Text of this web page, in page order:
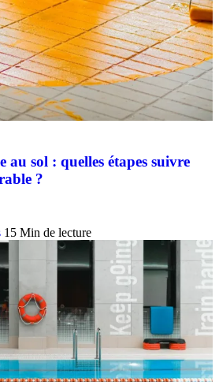
au sol : quelles étapes suivre
?
15 Min de lecture